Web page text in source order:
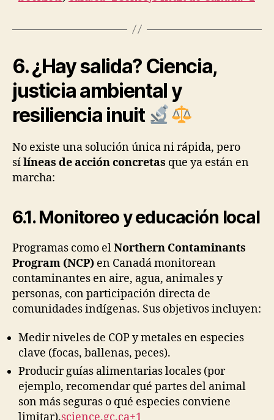
6. ¿Hay salida? Ciencia,
justicia ambiental y
resiliencia inuit
No existe una solución única ni rápida, pero
sílíneas de acción concretas que ya están en
marcha:
6.1. Monitoreo y educación local
Programas como elNorthern Contaminants
Program (NCP) en Canadá monitorean
contaminantes en aire, agua, animales y
personas, con participación directa de
comunidades indígenas. Sus objetivos incluyen:
Medir niveles de COP y metales en especies
clave (focas, ballenas, peces).
Producir guías alimentarias locales (por
ejemplo, recomendar qué partes del animal
son más seguras o qué especies conviene